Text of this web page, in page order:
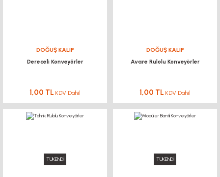
DOĞUŞ KALIP
Dereceli Konveyörler
1,00 TL KDV Dahil
DOĞUŞ KALIP
Avare Rulolu Konveyörler
1,00 TL KDV Dahil
TÜKENDİ TÜKENDİ